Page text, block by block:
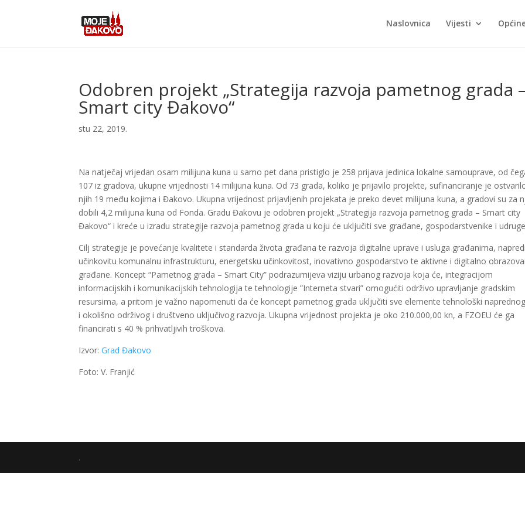
Naslovnica Vijesti
Odobren projekt „Strategija razvoja pametnog grada
Smart city Đakovo“
stu 22, 2019.
Na natječaj vrijedan osam milijuna kuna u samo pet dana pristiglo je 258 prijava jedinica lokalne samouprave, od
107 iz gradova, ukupne vrijednosti 14 milijuna kuna. Od 73 grada, koliko je prijavilo projekte, sufinanciranje je
njih 19 među kojima i Đakovo. Ukupna vrijednost prijavljenih projekata je preko devet milijuna kuna, a gradovi su za
dobili 4,2 milijuna kuna od Fonda. Gradu Đakovu je odobren projekt „Strategija razvoja pametnog grada – Smart city
Đakovo“ i kreće u izradu strategije razvoja pametnog grada u koju će uključiti sve građane, gospodarstvenike i
Cilj strategije je povećanje kvalitete i standarda života građana te razvoja digitalne uprave i usluga građanima,
učinkovitu komunalnu infrastrukturu, energetsku učinkovitost, inovativno gospodarstvo te aktivne i digitalno
građane. Koncept “Pametnog grada – Smart City” podrazumijeva viziju urbanog razvoja koja će, integracijom
informacijskih i komunikacijskih tehnologija te tehnologije ”Interneta stvari” omogućiti održivo upravljanje gradskim
resursima, a pritom je važno napomenuti da će koncept pametnog grada uključiti sve elemente tehnološki
i okolišno održivog i društveno uključivog razvoja. Ukupna vrijednost projekta je oko 210.000,00 kn, a FZOEU će ga
financirati s 40 % prihvatljivih troškova.
Izvor:Grad Đakovo
Foto: V. Franjić
.